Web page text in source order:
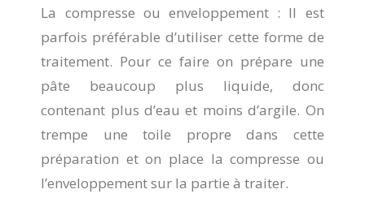
La compresse ou enveloppement : Il est
parfois préférable d’utiliser cette forme de
traitement. Pour ce faire on prépare une
pâte beaucoup plus liquide, donc
contenant plus d’eau et moins d’argile. On
trempe une toile propre dans cette
préparation et on place la compresse ou
l’enveloppement sur la partie à traiter.